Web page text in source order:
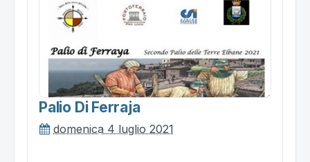
Palio Di Ferraja
domenica 4 luglio 2021